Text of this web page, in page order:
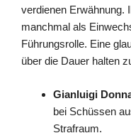
verdienen Erwähnung.
manchmal als
Führungsrolle. Eine
über die Dauer halten
Gianluigi
bei Schüssen
Strafraum.